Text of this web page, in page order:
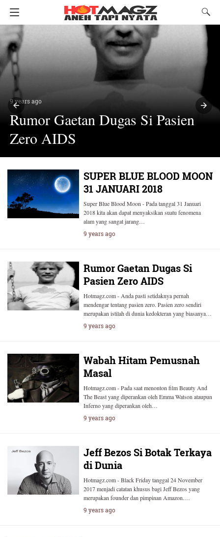
9 years ago
Rumor Gaetan Dugas Si Pasien
Zero AIDS
SUPER BLUE BLOOD MOON
31 JANUARI 2018
Super Blue Blood Moon - Pada tanggal 31 Januari
2018 kita akan dapat menyaksikan suatu fenomena
alam yang sangat jarang…
9 years ago
Rumor Gaetan Dugas Si
Pasien Zero AIDS
Hotmagz.com - Anda pasti setidaknya pernah
mendengar tentang pasien zero. Pasien zero sendiri
merupakan istilah di dunia kedokteran yang biasanya…
9 years ago
Wabah Hitam Pemusnah
Masal
Hotmagz.com - Pada saat menonton film Beauty And
The Beast yang diperankan oleh Emma Watson ataupun
Inferno yang diperankan oleh…
9 years ago
Jeff Bezos Si Botak Terkaya
di Dunia
Hotmagz.com - Black Friday tanggal 24 November
2017 menjadi catatan khusus bagi Jeff Bezos yang
merupakan founder dan pimpinan Amazon.…
9 years ago